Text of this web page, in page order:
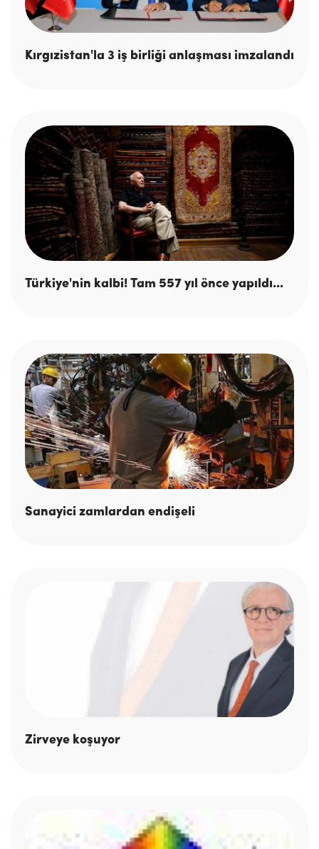
Kırgızistan'la 3 iş birliği anlaşması imzalandı
Türkiye'nin kalbi! Tam 557 yıl önce yapıldı...
Sanayici zamlardan endişeli
Zirveye koşuyor